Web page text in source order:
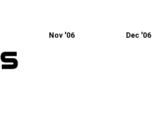
Nov '06 Dec '06